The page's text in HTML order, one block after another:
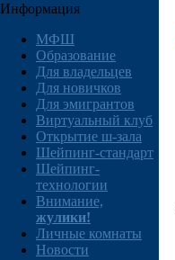
Информация
МФШ
Образование
Для владельцев
Для новичков
Для эмигрантов
Виртуальный клуб
Открытие ш-зала
Шейпинг-стандарт
Шейпинг-
технологии
Внимание,
жулики!
Личные комнаты
Новости